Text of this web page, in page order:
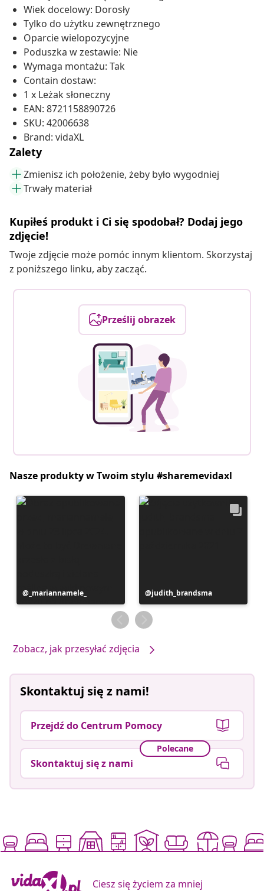
Wiek docelowy: Dorosły
Tylko do użytku zewnętrznego
Oparcie wielopozycyjne
Poduszka w zestawie: Nie
Wymaga montażu: Tak
Contain dostaw:
1 x Leżak słoneczny
EAN: 8721158890726
SKU: 42006638
Brand: vidaXL
Zalety
Zmienisz ich położenie, żeby było wygodniej
Trwały materiał
Kupiłeś produkt i Ci się spodobał? Dodaj jego
zdjęcie!
Twoje zdjęcie może pomóc innym klientom. Skorzystaj
z poniższego linku, aby zacząć.
Prześlij obrazek
Nasze produkty w Twoim stylu #sharemevidaxl
Post
opublikowany
_mariannamele_
Post
opublikowany
przez
judith_brandsma
Zobacz, jak przesyłać zdjęcia
Skontaktuj się z nami!
Przejdź do Centrum Pomocy
Polecane
Skontaktuj się z nami
Ciesz się życiem za mniej